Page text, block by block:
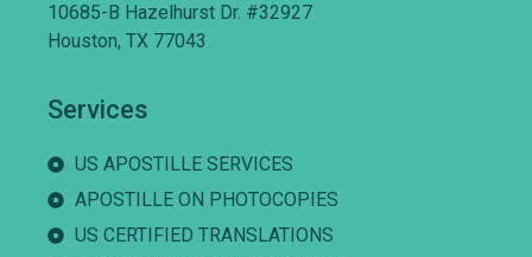
10685-B Hazelhurst Dr. #32927
Houston, TX 77043
Services
US APOSTILLE SERVICES
APOSTILLE ON PHOTOCOPIES
US CERTIFIED TRANSLATIONS